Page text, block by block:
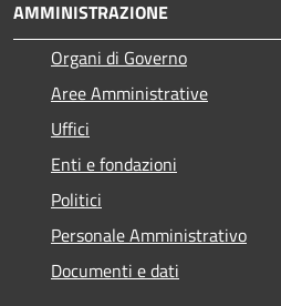
AMMINISTRAZIONE
Organi di Governo
Aree Amministrative
Uffici
Enti e fondazioni
Politici
Personale Amministrativo
Documenti e dati